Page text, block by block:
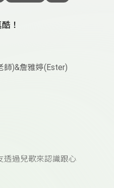
！
師)&詹雅婷(Ester)
透過兒歌來認識跟心